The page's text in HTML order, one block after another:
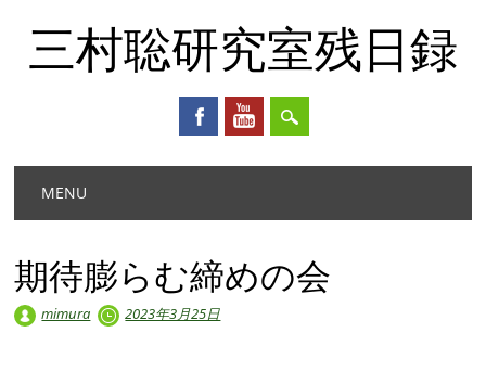
三村聡研究室残日録
Main menu
MENU
期待膨らむ締めの会
mimura 2023年3月25日